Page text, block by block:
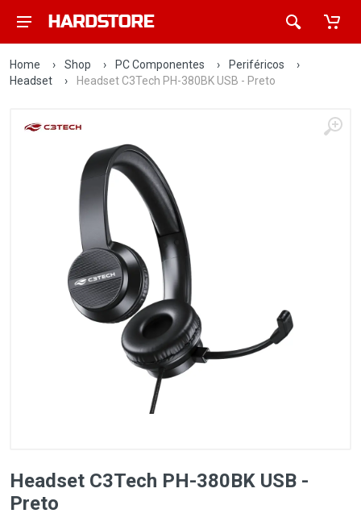
Home › Shop › PC Componentes › Periféricos
›
Headset
› Headset C3Tech PH-380BK USB - Preto
Headset C3Tech PH-380BK USB -
Preto